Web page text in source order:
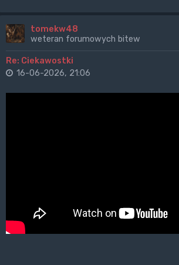
tomekw48
weteran forumowych bitew
Re: Ciekawostki
16-06-2026, 21:06